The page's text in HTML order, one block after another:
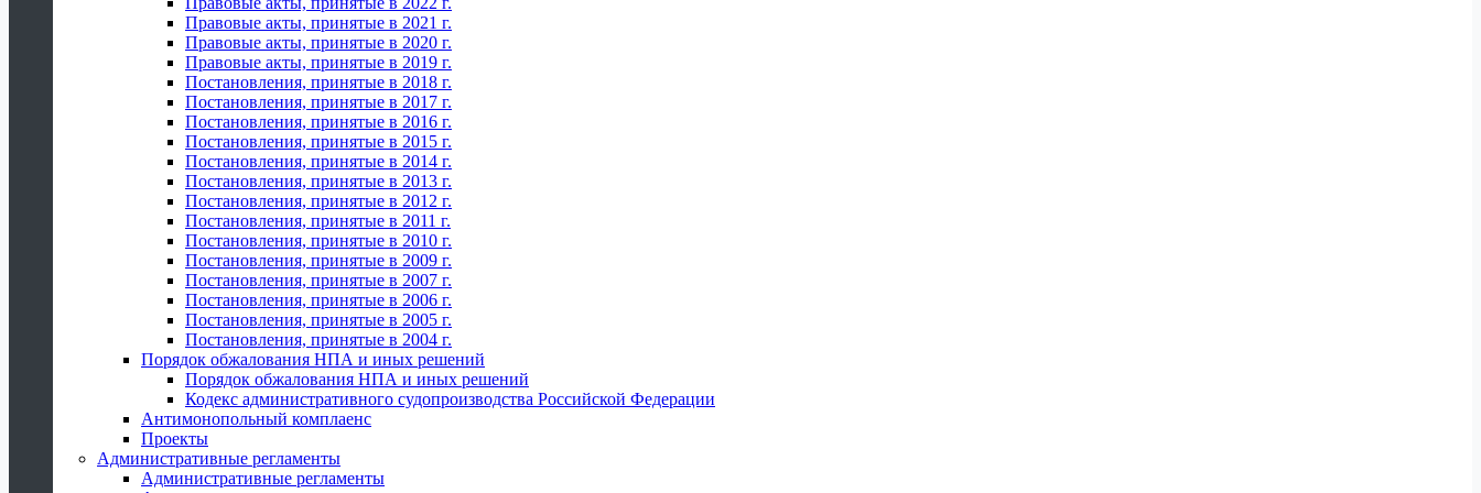
Правовые акты, принятые в 2021 г.
Правовые акты, принятые в 2020 г.
Правовые акты, принятые в 2019 г.
Постановления, принятые в 2018 г.
Постановления, принятые в 2017 г.
Постановления, принятые в 2016 г.
Постановления, принятые в 2015 г.
Постановления, принятые в 2014 г.
Постановления, принятые в 2013 г.
Постановления, принятые в 2012 г.
Постановления, принятые в 2011 г.
Постановления, принятые в 2010 г.
Постановления, принятые в 2009 г.
Постановления, принятые в 2007 г.
Постановления, принятые в 2006 г.
Постановления, принятые в 2005 г.
Постановления, принятые в 2004 г.
Порядок обжалования НПА и иных решений
Порядок обжалования НПА и иных решений
Кодекс административного судопроизводства Российской Федерации
Антимонопольный комплаенс
Проекты
Административные регламенты
Административные регламенты